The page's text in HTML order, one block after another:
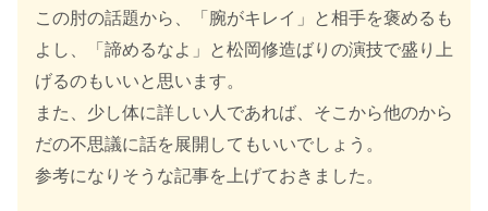
この肘の話題から、「腕がキレイ」と相手を褒めるも
よし、「諦めるなよ」と松岡修造ばりの演技で盛り上
げるのもいいと思います。
また、少し体に詳しい人であれば、そこから他のから
だの不思議に話を展開してもいいでしょう。
参考になりそうな記事を上げておきました。